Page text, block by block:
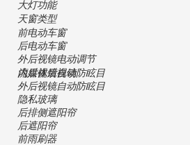
大灯功能
天窗类型
前电动车窗
后电动车窗
外后视镜电动调节
内后视镜自动防眩目
流媒体后视镜
外后视镜自动防眩目
隐私玻璃
后排侧遮阳帘
后遮阳帘
前雨刷器